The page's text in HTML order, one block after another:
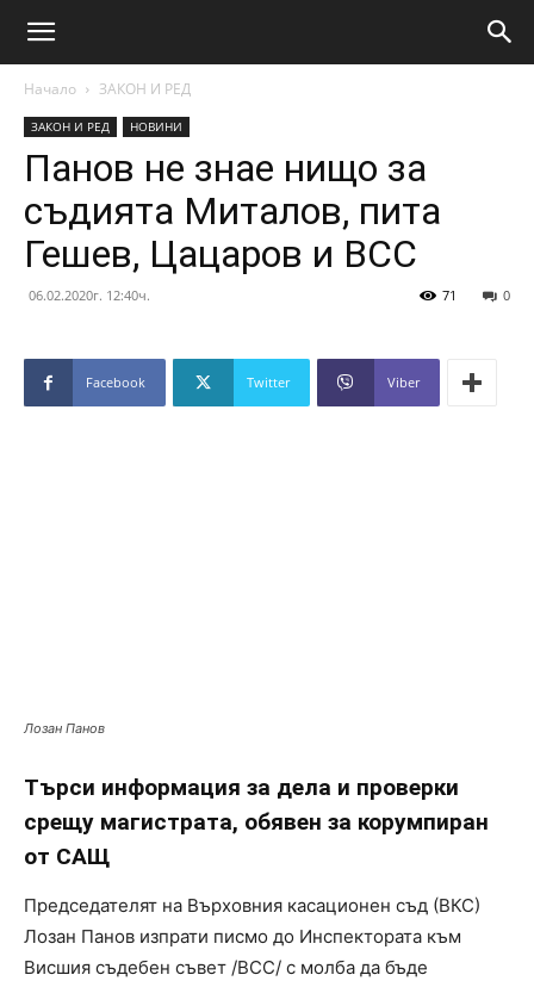
Начало ЗАКОН И РЕД
ЗАКОН И РЕД НОВИНИ
Панов не знае нищо за
съдията Миталов, пита
Гешев, Цацаров и ВСС
06.02.2020г. 12:40ч. 0
71
Facebook Twitter Viber
Лозан Панов
Търси информация за дела и проверки
срещу магистрата, обявен за корумпиран
от САЩ
Председателят на Върховния касационен съд (ВКС)
Лозан Панов изпрати писмо до Инспектората към
Висшия съдебен съвет /ВСС/ с молба да бъде